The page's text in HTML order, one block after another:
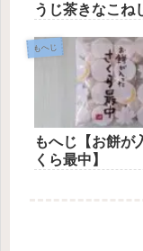
うじ茶きなこね
もへじ
もへじ【お餅が
くら最中】